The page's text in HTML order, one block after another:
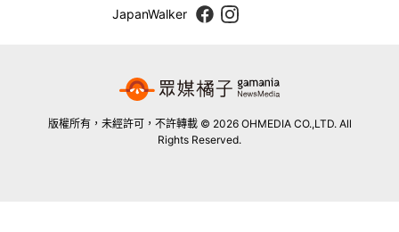
JapanWalker
版權所有，未經許可，不許轉載 © 2026 OHMEDIA CO.,LTD. All
Rights Reserved.